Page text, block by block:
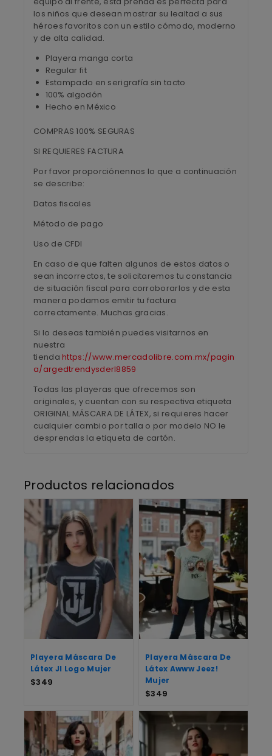
los niños que desean mostrar su lealtad a sus
héroes favoritos con un estilo cómodo, moderno
y de alta calidad.
Playera manga corta
Regular fit
Estampado en serigrafía sin tacto
100% algodón
Hecho en México
COMPRAS 100% SEGURAS
SI REQUIERES FACTURA
Por favor proporciónennos lo que a continuación
se describe:
Datos fiscales
Método de pago
Uso de CFDI
En caso de que falten algunos de estos datos o
sean incorrectos, te solicitaremos tu constancia
de situación fiscal para corroborarlos y de esta
manera podamos emitir tu factura
correctamente. Muchas gracias.
Si lo deseas también puedes visitarnos en
nuestra
tiendahttps://www.mercadolibre.com.mx/pagin
a/argedtrendysderl8859
Todas las playeras que ofrecemos son
originales, y cuentan con su respectiva etiqueta
ORIGINAL MÁSCARA DE LÁTEX, si requieres hacer
cualquier cambio por talla o por modelo NO le
desprendas la etiqueta de cartón.
Productos relacionados
Playera Máscara De
Látex Jl Logo Mujer
$349
Playera Máscara De
Látex Awww Jeez!
Mujer
$349